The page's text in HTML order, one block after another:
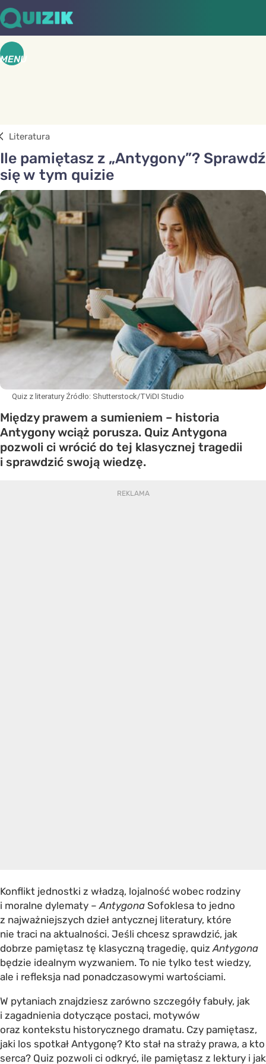
MENU
Literatura
Ile pamiętasz z „Antygony”? Sprawdź
się w tym quizie
Quiz z literatury Źródło: Shutterstock/TViDI Studio
Między prawem a sumieniem – historia
Antygony wciąż porusza. Quiz Antygona
pozwoli ci wrócić do tej klasycznej tragedii
i sprawdzić swoją wiedzę.
Konflikt jednostki z władzą, lojalność wobec rodziny
i moralne dylematy –Antygona Sofoklesa to jedno
z najważniejszych dzieł antycznej literatury, które
nie traci na aktualności. Jeśli chcesz sprawdzić, jak
dobrze pamiętasz tę klasyczną tragedię, quizAntygona
będzie idealnym wyzwaniem. To nie tylko test wiedzy,
ale i refleksja nad ponadczasowymi wartościami.
W pytaniach znajdziesz zarówno szczegóły fabuły, jak
i zagadnienia dotyczące postaci, motywów
oraz kontekstu historycznego dramatu. Czy pamiętasz,
jaki los spotkał Antygonę? Kto stał na straży prawa, a kto
serca? Quiz pozwoli ci odkryć, ile pamiętasz z lektury i jak